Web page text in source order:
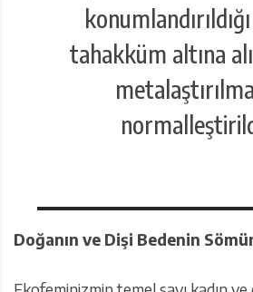
tahakküm altına
Doğanın ve Dişi Bedenin